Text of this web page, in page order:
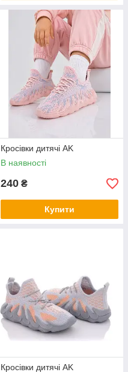
Кросівки дитячі AK
В наявності
240 ₴
Купити
Кросівки дитячі AK